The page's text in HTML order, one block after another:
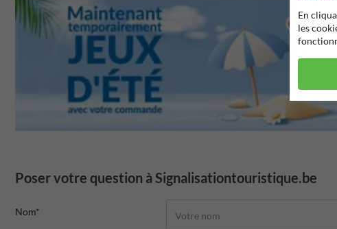
Poser votre question à Signalisationtouristique.be
Nom*
En
les